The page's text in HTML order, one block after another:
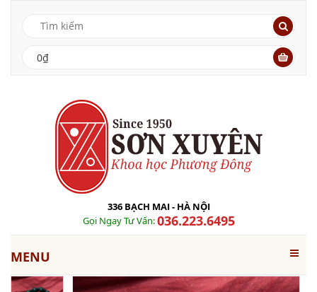
0₫
336 BẠCH MAI - HÀ NỘI
Gọi Ngay Tư Vấn:036.223.6495
MENU